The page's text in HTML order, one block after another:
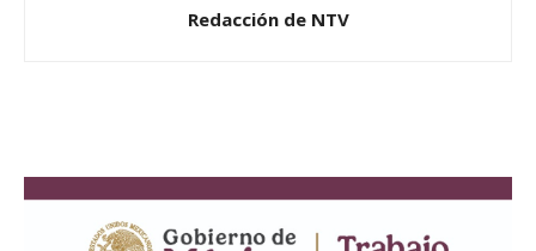
Redacción de NTV